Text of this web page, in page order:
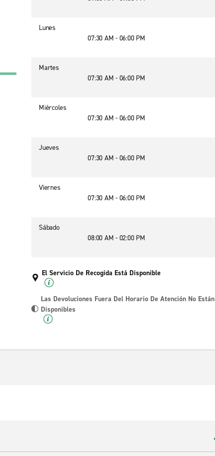
Lunes
07:30 AM - 06:00 PM
Martes
07:30 AM - 06:00 PM
Miércoles
07:30 AM - 06:00 PM
Jueves
07:30 AM - 06:00 PM
Viernes
07:30 AM - 06:00 PM
Sábado
08:00 AM - 02:00 PM
El Servicio De Recogida Está Disponible
Las Devoluciones Fuera Del Horario De Atención No Están
Disponibles